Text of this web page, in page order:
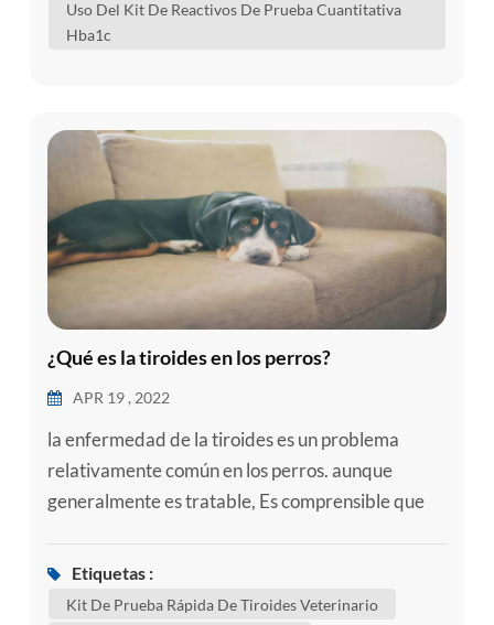
Uso Del Kit De Reactivos De Prueba Cuantitativa
Hba1c
¿Qué es la tiroides en los perros?
APR 19 , 2022
la enfermedad de la tiroides es un problema
relativamente común en los perros. aunque
generalmente es tratable, Es comprensible que
tiroides sea preocupante. aquí hay información
sobre las enfermedades tiroideas más comunes
Etiquetas :
Kit De Prueba Rápida De Tiroides Veterinario